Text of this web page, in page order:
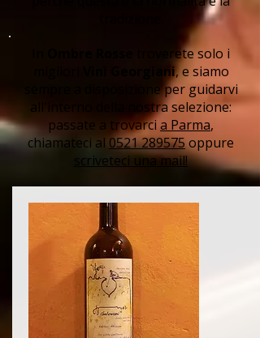
troverete solo i
Vini Georgiani, e siamo
sempre a disposizione per guidarvi
all'interno della nostra selezione:
passate a trovarci a Parma,
chiamateci al 0521 289575oppure
scriveteci una mail!